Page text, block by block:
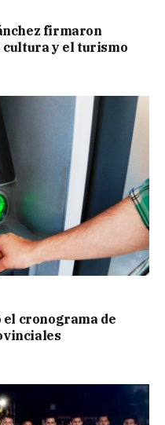
firmaron
y el turismo
cronograma de